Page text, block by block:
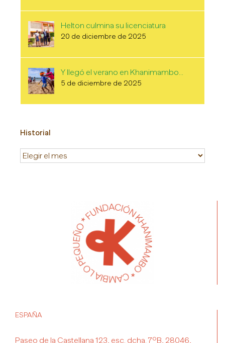
Helton culmina su licenciatura
20 de diciembre de 2025
Y llegó el verano en Khanimambo…
5 de diciembre de 2025
Historial
Historial
ESPAÑA
Paseo de la Castellana 123, esc. dcha. 7ºB, 28046,